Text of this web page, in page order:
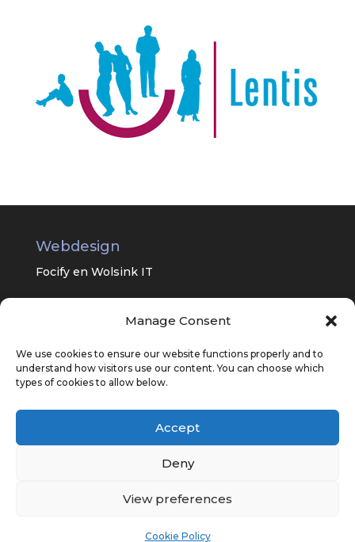
Manage Consent
We use cookies to ensure our website functions properly and to
understand how visitors use our content. You can choose which
types of cookies to allow below.
Accept
Deny
View preferences
Cookie Policy
Webdesign
Focify en Wolsink IT
Universitair Centrum Psychiatrie van
© Copyright 2022